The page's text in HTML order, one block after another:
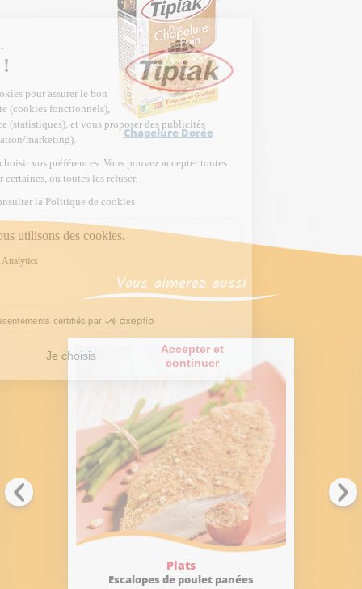
Chapelure Dorée
Vous aimerez aussi
Plats
Escalopes de poulet panées